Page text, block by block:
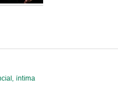
íntima